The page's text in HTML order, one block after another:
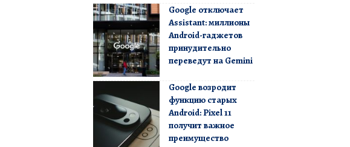
Google отключает
Assistant: миллионы
Android-гаджетов
принудительно
переведут на Gemini
Google возродит
функцию старых
Android: Pixel 11
получит важное
преимущество